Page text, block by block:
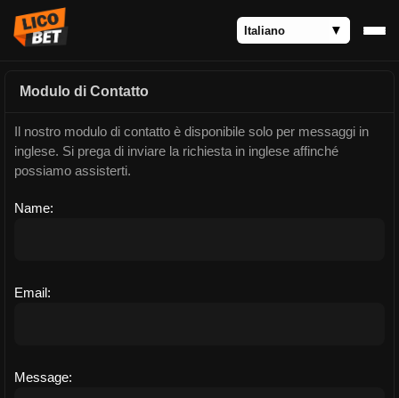
Modulo di Contatto
Il nostro modulo di contatto è disponibile solo per messaggi in
inglese. Si prega di inviare la richiesta in inglese affinché
possiamo assisterti.
Name:
Email:
Message: